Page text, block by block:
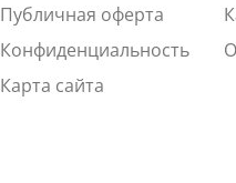
Публичная оферта
Конфиденциальность
Карта сайта